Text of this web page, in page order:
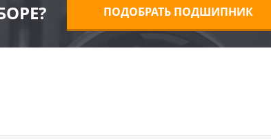
ПОДОБРАТЬ ПОДШИПНИК